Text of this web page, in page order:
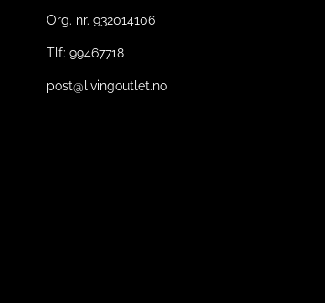
Org. nr. 932014106
Tlf: 99467718
post@livingoutlet.no